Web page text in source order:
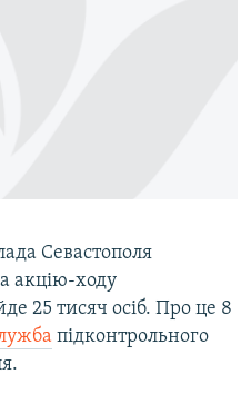
Севастополя
акцію-ходу
25 тисяч осіб. Про це 8
підконтрольного